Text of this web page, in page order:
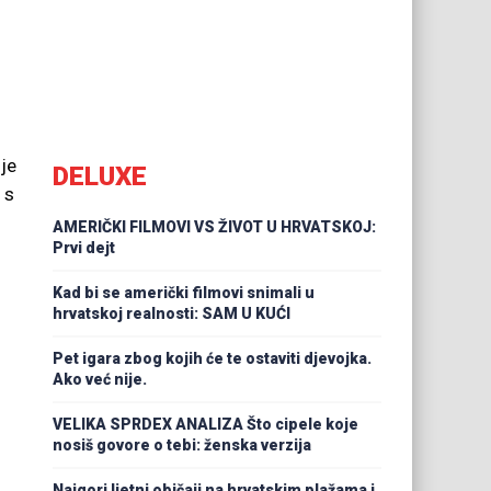
s
DELUXE
AMERIČKI FILMOVI VS ŽIVOT U HRVATSKOJ:
Prvi dejt
Kad bi se američki filmovi snimali u
hrvatskoj realnosti: SAM U KUĆI
Pet igara zbog kojih će te ostaviti djevojka.
Ako već nije.
VELIKA SPRDEX ANALIZA Što cipele koje
nosiš govore o tebi: ženska verzija